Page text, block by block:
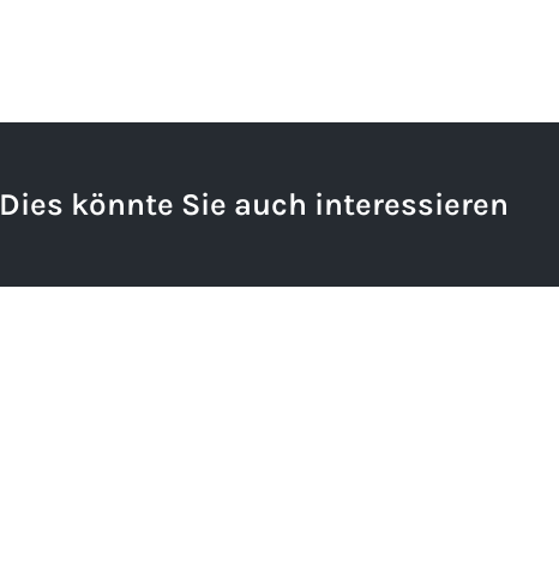
Dies könnte Sie auch interessieren